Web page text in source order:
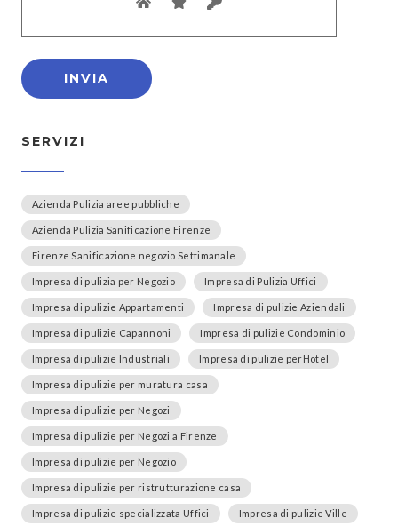
SERVIZI
Azienda Pulizia aree pubbliche
Azienda Pulizia Sanificazione Firenze
Firenze Sanificazione negozio Settimanale
Impresa di pulizia per Negozio Impresa di Pulizia Uffici
Impresa di pulizie Appartamenti Impresa di pulizie Aziendali
Impresa di pulizie Capannoni Impresa di pulizie Condominio
Impresa di pulizie Industriali Impresa di pulizie perHotel
Impresa di pulizie per muratura casa
Impresa di pulizie per Negozi
Impresa di pulizie per Negozi a Firenze
Impresa di pulizie per Negozio
Impresa di pulizie per ristrutturazione casa
Impresa di pulizie specializzata Uffici Impresa di pulizie Ville